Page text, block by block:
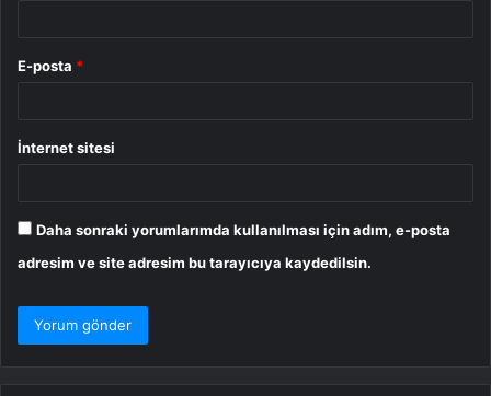
E-posta *
İnternet sitesi
Daha sonraki yorumlarımda kullanılması için adım, e-posta
adresim ve site adresim bu tarayıcıya kaydedilsin.